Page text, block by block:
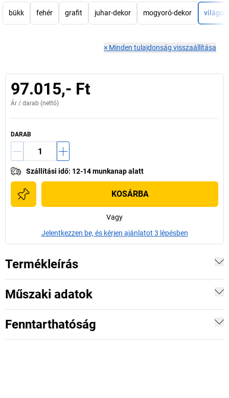
bükk fehér grafit juhar-dekor mogyoró-dekor
× Minden tulajdonság visszaállítása
97.015,- Ft
Ár / darab (nettó)
DARAB
Szállítási idő: 12-14 munkanap alatt
KOSÁRBA
Vagy
Jelentkezzen be, és kérjen ajánlatot 3 lépésben
Termékleírás
Műszaki adatok
Fenntarthatóság